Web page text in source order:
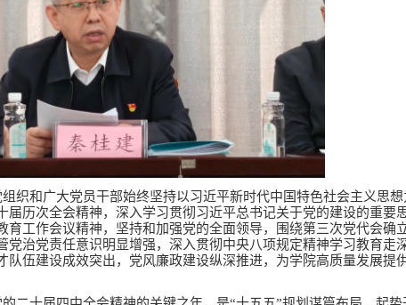
织和广大党员干部始终坚持以习近平新时代中国特色社会主义思想
届历次全会精神，深入学习贯彻习近平总书记关于党的建设的重要
育工作会议精神，坚持和加强党的全面领导，围绕第三次党代会确
党治党责任意识明显增强，深入贯彻中央八项规定精神学习教育走
队伍建设成效突出，党风廉政建设纵深推进，为学院高质量发展提